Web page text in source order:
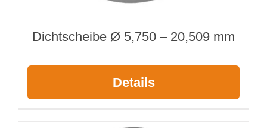
Dichtscheibe Ø 5,750 – 20,509 mm
Details